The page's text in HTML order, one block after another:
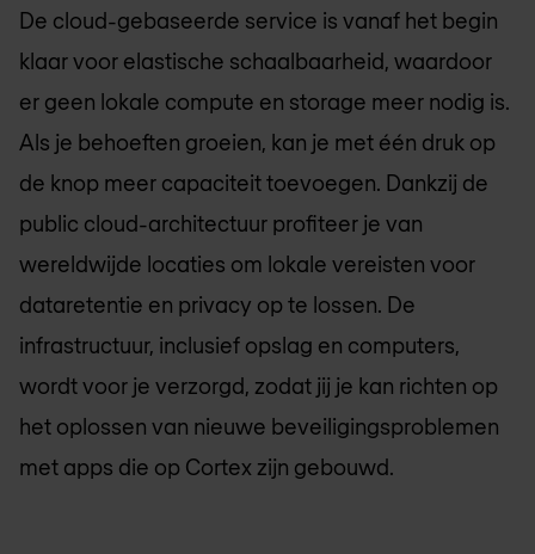
De cloud-gebaseerde service is vanaf het begin
klaar voor elastische schaalbaarheid, waardoor
er geen lokale compute en storage meer nodig is.
Als je behoeften groeien, kan je met één druk op
de knop meer capaciteit toevoegen. Dankzij de
public cloud-architectuur profiteer je van
wereldwijde locaties om lokale vereisten voor
dataretentie en privacy op te lossen. De
infrastructuur, inclusief opslag en computers,
wordt voor je verzorgd, zodat jij je kan richten op
het oplossen van nieuwe beveiligingsproblemen
met apps die op Cortex zijn gebouwd.